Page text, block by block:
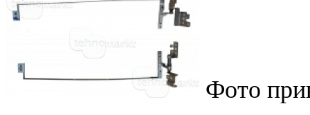
Фото